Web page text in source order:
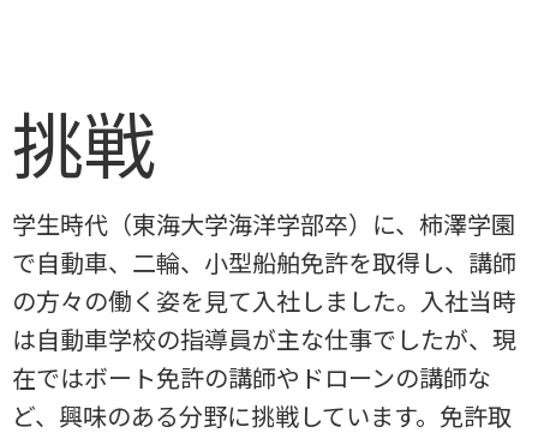
挑戦
学生時代（東海大学海洋学部卒）に、柿澤学園
で自動車、二輪、小型船舶免許を取得し、講師
の方々の働く姿を見て入社しました。入社当時
は自動車学校の指導員が主な仕事でしたが、現
在ではボート免許の講師やドローンの講師な
ど、興味のある分野に挑戦しています。免許取